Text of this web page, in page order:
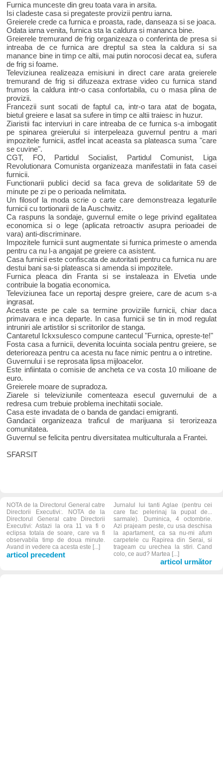
Furnica munceste din greu toata vara in arsita.
Isi cladeste casa si pregateste provizii pentru iarna.
Greierele crede ca furnica e proasta, rade, danseaza si se joaca.
Odata iarna venita, furnica sta la caldura si mananca bine.
Greierele tremurand de frig organizeaza o conferinta de presa si
intreaba de ce furnica are dreptul sa stea la caldura si sa
manance bine in timp ce altii, mai putin norocosi decat ea, sufera
de frig si foame.
Televiziunea realizeaza emisiuni in direct care arata greierele
tremurand de frig si difuzeaza extrase video cu furnica stand
frumos la caldura intr-o casa confortabila, cu o masa plina de
provizii.
Francezii sunt socati de faptul ca, intr-o tara atat de bogata,
bietul greiere e lasat sa sufere in timp ce altii traiesc in huzur.
Ziaristii fac interviuri in care intreaba de ce furnica s-a imbogatit
pe spinarea greierului si interpeleaza guvernul pentru a mari
impozitele furnicii, astfel incat aceasta sa plateasca suma "care
se cuvine".
CGT, FO, Partidul Socialist, Partidul Comunist, Liga
Revolutionara Comunista organizeaza manifestatii in fata casei
furnicii.
Functionarii publici decid sa faca greva de solidaritate 59 de
minute pe zi pe o perioada nelimitata.
Un filosof la moda scrie o carte care demonstreaza legaturile
furnicii cu tortionarii de la Auschwitz.
Ca raspuns la sondaje, guvernul emite o lege privind egalitatea
economica si o lege (aplicata retroactiv asupra perioadei de
vara) anti-discriminare.
Impozitele furnicii sunt augmentate si furnica primeste o amenda
pentru ca nu l-a angajat pe greiere ca asistent.
Casa furnicii este confiscata de autoritati pentru ca furnica nu are
destui bani sa-si plateasca si amenda si impozitele.
Furnica pleaca din Franta si se instaleaza in Elvetia unde
contribuie la bogatia economica.
Televiziunea face un reportaj despre greiere, care de acum s-a
ingrasat.
Acesta este pe cale sa termine proviziile furnicii, chiar daca
primavara e inca departe. In casa furnicii se tin in mod regulat
intruniri ale artistilor si scriitorilor de stanga.
Cantaretul Ickxsulesco compune cantecul "Furnica, opreste-te!"
Fosta casa a furnicii, devenita locuinta sociala pentru greiere, se
deterioreaza pentru ca acesta nu face nimic pentru a o intretine.
Guvernului i se reprosata lipsa mijloacelor.
Este infiintata o comisie de ancheta ce va costa 10 milioane de
euro.
Greierele moare de supradoza.
Ziarele si televiziunile comenteaza esecul guvernului de a
redresa cum trebuie problema inechitatii sociale.
Casa este invadata de o banda de gandaci emigranti.
Gandacii organizeaza traficul de marijuana si terorizeaza
comunitatea.
Guvernul se felicita pentru diversitatea multiculturala a Frantei.
SFARSIT
NOTA de la Directorul General catre
Directorii Executivi:. NOTA de la
Directorul General catre Directorii
Executivi: Astazi la ora 11 va fi o
eclipsa totala de soare, care va fi
observabila timp de doua minute.
Avand in vedere ca acesta este [...]
articol precedent
Jurnalul lui tanti Aglae (pentru cei
care fac pelerinaj la pupat de...
sarmale). Duminica, 4 octombrie.
Azi prajeam peste, cu usa deschisa
la apartament, ca sa nu-mi afum
carpetele cu Rapirea din Serai, si
trageam cu urechea la stiri. Cand
colo, ce aud? Martea [...]
articol următor